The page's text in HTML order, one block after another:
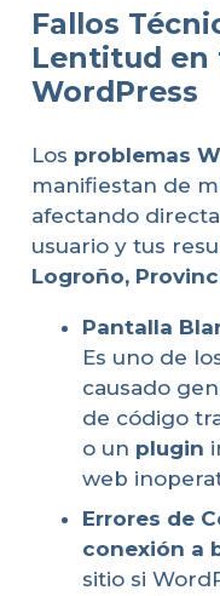
Fallos
Lentitud en
WordPress
Los problemas
manifiestan de
afectando
usuario y tus
Logroño,
Pantalla
Es uno de
causado
de código
o un plugin
web
Errores de
conexión a
sitio si